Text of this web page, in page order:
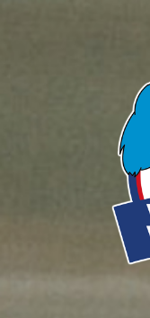
Società